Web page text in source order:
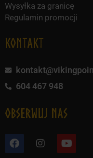
Wysyłka za granicę
Regulamin promocji
KONTAKT
604 467 948
obserwuj nas